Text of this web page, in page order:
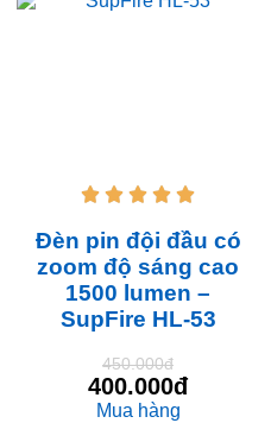
    
Đèn pin đội đầu có
zoom độ sáng cao
1500 lumen –
SupFire HL-53
450.000đ
400.000đ
Mua hàng